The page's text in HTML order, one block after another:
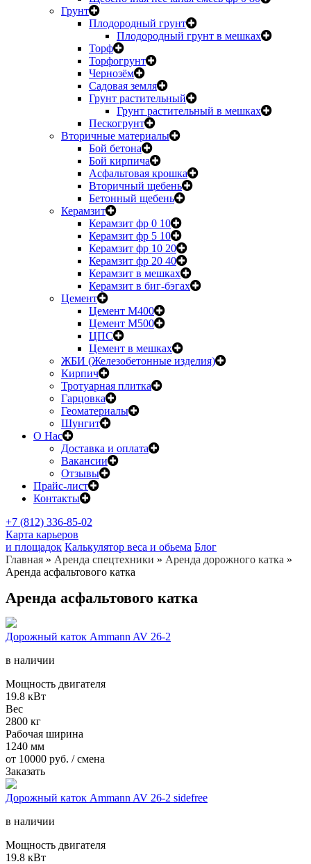
Грунт
Плодородный грунт
Плодородный грунт в мешках
Торф
Торфогрунт
Чернозём
Садовая земля
Грунт растительный
Грунт растительный в мешках
Пескогрунт
Вторичные материалы
Бой бетона
Бой кирпича
Асфальтовая крошка
Вторичный щебень
Бетонный щебень
Керамзит
Керамзит фр 0 10
Керамзит фр 5 10
Керамзит фр 10 20
Керамзит фр 20 40
Керамзит в мешках
Керамзит в биг-бэгах
Цемент
Цемент М400
Цемент М500
ЦПС
Цемент в мешках
ЖБИ (Железобетонные изделия)
Кирпич
Тротуарная плитка
Гарцовка
Геоматериалы
Шунгит
О Нас
Доставка и оплата
Вакансии
Отзывы
Прайс-лист
Контакты
+7 (812) 336-85-02
Карта карьеров
и площадок Калькулятор веса и обьема Блог
Главная » Аренда спецтехники » Аренда дорожного катка »
Аренда асфальтового катка
Аренда асфальтового катка
Дорожный каток Ammann AV 26-2
в наличии
Мощность двигателя
19.8 кВт
Вес
2800 кг
Рабочая ширина
1240 мм
от 10000 руб. / смена
Заказать
Дорожный каток Ammann AV 26-2 sidefree
в наличии
Мощность двигателя
19.8 кВт